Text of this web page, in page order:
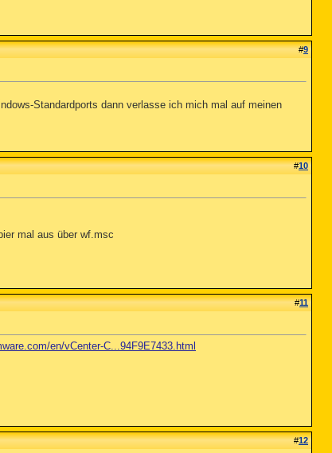
#9
Standardports dann verlasse ich mich mal auf meinen
#10
mal aus über wf.msc
#11
en/vCenter-C...94F9E7433.html
#12